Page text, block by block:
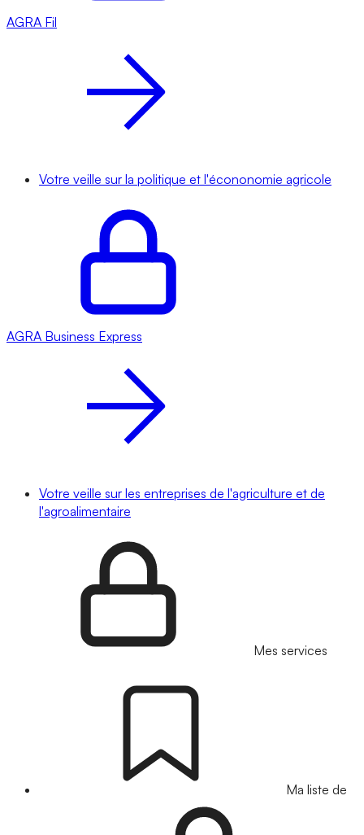
AGRA Fil
Votre veille sur la politique et l'écononomie agricole
AGRA Business Express
Votre veille sur les entreprises de l'agriculture et de
l'agroalimentaire
Mes services
Ma liste de